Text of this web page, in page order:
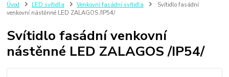
Úvod LED svítidla Venkovní fasádní svítidla
Svítidlo fasádní
venkovní nástěnné LED ZALAGOS /IP54/
Svítidlo fasádní venkovní
nástěnné LED ZALAGOS /IP54/